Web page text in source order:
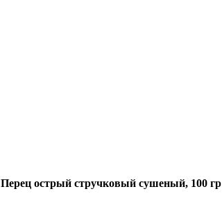
Перец острый стручковый сушеный, 100 гр